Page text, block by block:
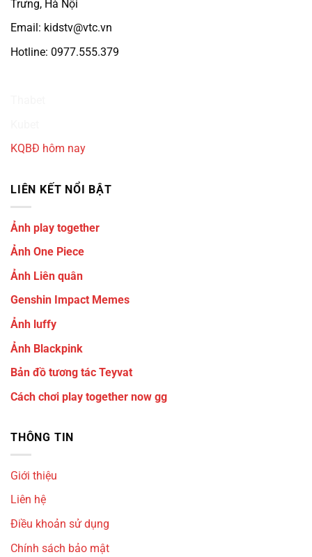
Trưng, Hà Nội
Email: kidstv@vtc.vn
Hotline: 0977.555.379
KQBĐ hôm nay
LIÊN KẾT NỔI BẬT
Ảnh play together
Ảnh One Piece
Ảnh Liên quân
Genshin Impact Memes
Ảnh luffy
Ảnh Blackpink
Bản đồ tương tác Teyvat
Cách chơi play together now gg
THÔNG TIN
Giới thiệu
Liên hệ
Điều khoản sử dụng
Chính sách bảo mật